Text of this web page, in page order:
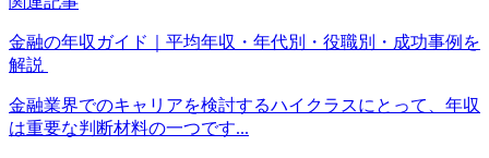
金融の年収ガイド｜平均年収・年代別・役職別・成功事例を
解説
金融業界でのキャリアを検討するハイクラスにとって、年収
は重要な判断材料の一つです...